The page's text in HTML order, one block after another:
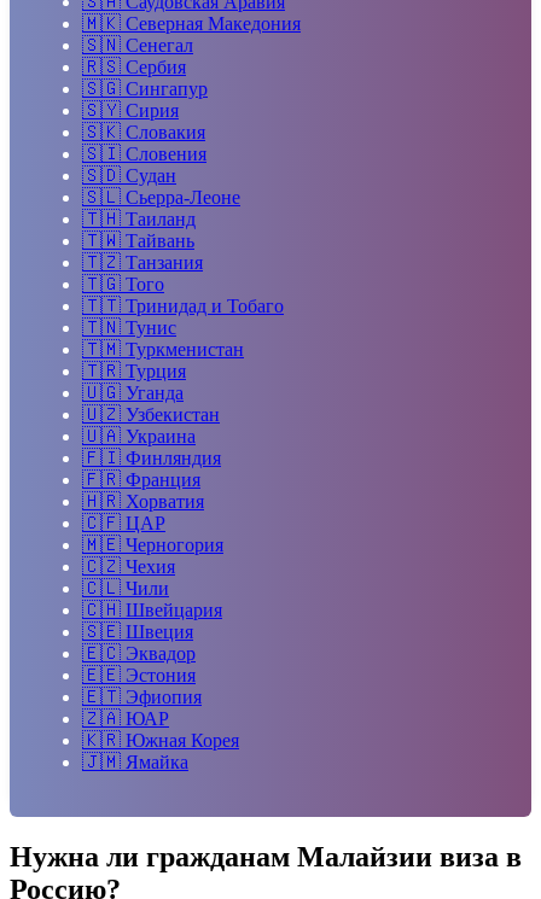
🇲🇰 Северная Македония
🇸🇳 Сенегал
🇷🇸 Сербия
🇸🇬 Сингапур
🇸🇾 Сирия
🇸🇰 Словакия
🇸🇮 Словения
🇸🇩 Судан
🇸🇱 Сьерра-Леоне
🇹🇭 Таиланд
🇹🇼 Тайвань
🇹🇿 Танзания
🇹🇬 Того
🇹🇹 Тринидад и Тобаго
🇹🇳 Тунис
🇹🇲 Туркменистан
🇹🇷 Турция
🇺🇬 Уганда
🇺🇿 Узбекистан
🇺🇦 Украина
🇫🇮 Финляндия
🇫🇷 Франция
🇭🇷 Хорватия
🇨🇫 ЦАР
🇲🇪 Черногория
🇨🇿 Чехия
🇨🇱 Чили
🇨🇭 Швейцария
🇸🇪 Швеция
🇪🇨 Эквадор
🇪🇪 Эстония
🇪🇹 Эфиопия
🇿🇦 ЮАР
🇰🇷 Южная Корея
🇯🇲 Ямайка
Нужна ли гражданам Малайзии виза в
Россию?